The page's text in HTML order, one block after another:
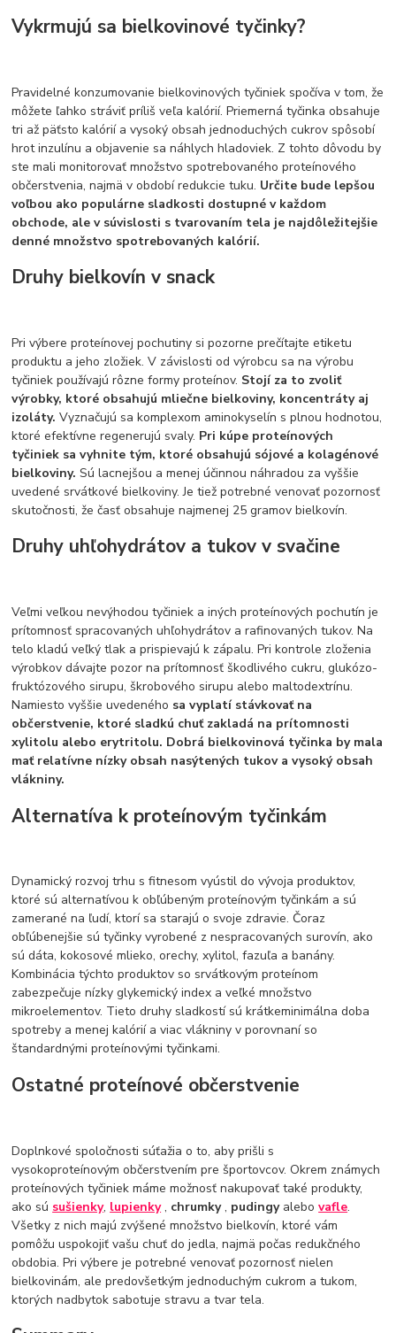
Vykrmujú sa bielkovinové tyčinky?
Pravidelné konzumovanie bielkovinových tyčiniek spočíva v tom, že
môžete ľahko stráviť príliš veľa kalórií. Priemerná tyčinka obsahuje
tri až päťsto kalórií a vysoký obsah jednoduchých cukrov spôsobí
hrot inzulínu a objavenie sa náhlych hladoviek. Z tohto dôvodu by
ste mali monitorovať množstvo spotrebovaného proteínového
občerstvenia, najmä v období redukcie tuku. Určite bude lepšou
voľbou ako populárne sladkosti dostupné v každom
obchode, ale v súvislosti s tvarovaním tela je najdôležitejšie
denné množstvo spotrebovaných kalórií.
Druhy bielkovín v snack
Pri výbere proteínovej pochutiny si pozorne prečítajte etiketu
produktu a jeho zložiek. V závislosti od výrobcu sa na výrobu
tyčiniek používajú rôzne formy proteínov. Stojí za to zvoliť
výrobky, ktoré obsahujú mliečne bielkoviny, koncentráty aj
izoláty.Vyznačujú sa komplexom aminokyselín s plnou hodnotou,
ktoré efektívne regenerujú svaly. Pri kúpe proteínových
tyčiniek sa vyhnite tým, ktoré obsahujú sójové a kolagénové
bielkoviny.Sú lacnejšou a menej účinnou náhradou za vyššie
uvedené srvátkové bielkoviny. Je tiež potrebné venovať pozornosť
skutočnosti, že časť obsahuje najmenej 25 gramov bielkovín.
Druhy uhľohydrátov a tukov v svačine
Veľmi veľkou nevýhodou tyčiniek a iných proteínových pochutín je
prítomnosť spracovaných uhľohydrátov a rafinovaných tukov. Na
telo kladú veľký tlak a prispievajú k zápalu. Pri kontrole zloženia
výrobkov dávajte pozor na prítomnosť škodlivého cukru, glukózo-
fruktózového sirupu, škrobového sirupu alebo maltodextrínu.
Namiesto vyššie uvedeného sa vyplatí stávkovať na
občerstvenie, ktoré sladkú chuť zakladá na prítomnosti
xylitolu alebo erytritolu. Dobrá bielkovinová tyčinka by mala
mať relatívne nízky obsah nasýtených tukov a vysoký obsah
vlákniny.
Alternatíva k proteínovým tyčinkám
Dynamický rozvoj trhu s fitnesom vyústil do vývoja produktov,
ktoré sú alternatívou k obľúbeným proteínovým tyčinkám a sú
zamerané na ľudí, ktorí sa starajú o svoje zdravie. Čoraz
obľúbenejšie sú tyčinky vyrobené z nespracovaných surovín, ako
sú dáta, kokosové mlieko, orechy, xylitol, fazuľa a banány.
Kombinácia týchto produktov so srvátkovým proteínom
zabezpečuje nízky glykemický index a veľké množstvo
mikroelementov. Tieto druhy sladkostí sú krátkeminimálna doba
spotreby a menej kalórií a viac vlákniny v porovnaní so
štandardnými proteínovými tyčinkami.
Ostatné proteínové občerstvenie
Doplnkové spoločnosti súťažia o to, aby prišli s
vysokoproteínovým občerstvením pre športovcov. Okrem známych
proteínových tyčiniek máme možnosť nakupovať také produkty,
ako sú sušienky, lupienky, chrumky, pudingy alebovafle.
Všetky z nich majú zvýšené množstvo bielkovín, ktoré vám
pomôžu uspokojiť vašu chuť do jedla, najmä počas redukčného
obdobia. Pri výbere je potrebné venovať pozornosť nielen
bielkovinám, ale predovšetkým jednoduchým cukrom a tukom,
ktorých nadbytok sabotuje stravu a tvar tela.